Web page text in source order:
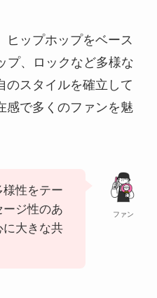
ヒップホップをベース
プ、ロックなど多様な
のスタイルを確立して
感で多くのファンを魅
ファン
性をテー
ジ性のあ
に大きな共